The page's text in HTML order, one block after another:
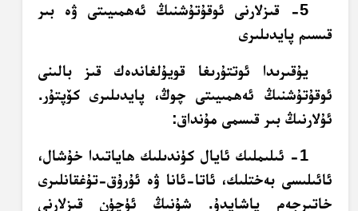
5- قىزلارنى ئوقۇتۇشنىڭ ئەھمىيىتى ۋە بىر
قىسىم پايدىلىرى
يۇقىرىدا ئوتتۇرىغا قويۇلغاندەك قىز بالىنى
ئوقۇتۇشنىڭ ئەھمىيىتى چوڭ، پايدىلىرى كۆپتۇر.
ئۇلارنىڭ بىر قىسمى مۇنداق:
1- ئىلىملىك ئايال كۈندىلىك ھاياتىدا خۇشال،
ئائىلىسى بەختلىك، ئاتا-ئانا ۋە ئۇرۇق-تۇغقانلىرى
خاتىرجەم ياشايدۇ. شۇنىڭ ئۈچۈن قىزلارنى